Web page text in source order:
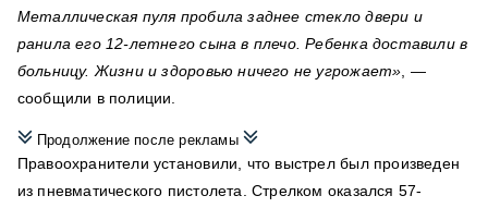
Металлическая пуля пробила заднее стекло двери и
ранила его 12-летнего сына в плечо. Ребенка доставили в
больницу. Жизни и здоровью ничего не угрожает», —
сообщили в полиции.
Продолжение после рекламы
Правоохранители установили, что выстрел был произведен
из пневматического пистолета. Стрелком оказался 57-